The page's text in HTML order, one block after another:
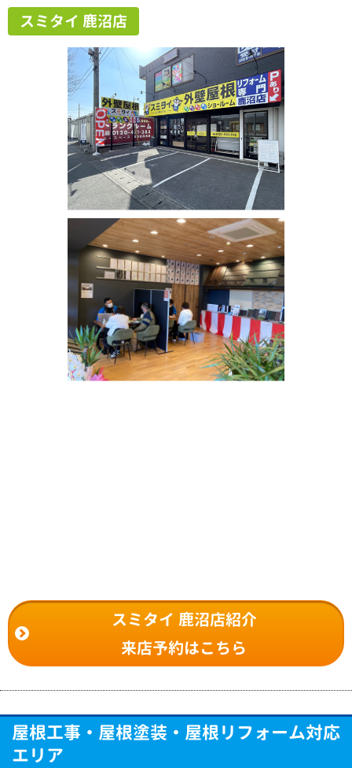
スミタイ 鹿沼店
スミタイ 鹿沼店紹介
来店予約はこちら
屋根工事・屋根塗装・屋根リフォーム対応
エリア